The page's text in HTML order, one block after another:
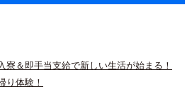
寮＆即手当支給で新しい生活が始まる！
体験！